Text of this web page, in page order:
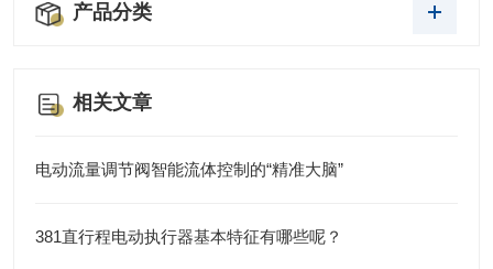
产品分类
相关文章
电动流量调节阀智能流体控制的“精准大脑”
381直行程电动执行器基本特征有哪些呢？